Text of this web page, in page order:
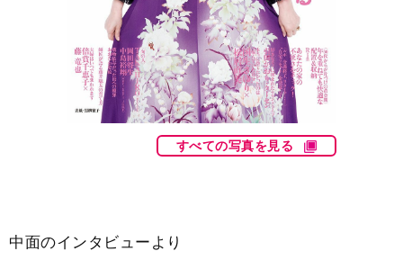
すべての写真を見る
中面のインタビューより